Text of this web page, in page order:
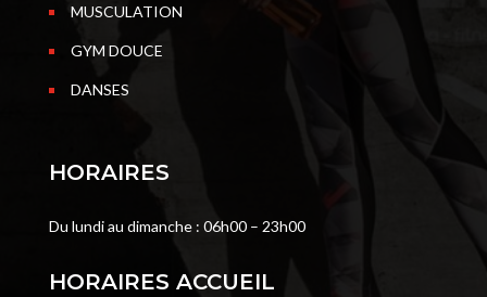
MUSCULATION
GYM DOUCE
DANSES
HORAIRES
Du lundi au dimanche : 06h00 – 23h00
HORAIRES ACCUEIL